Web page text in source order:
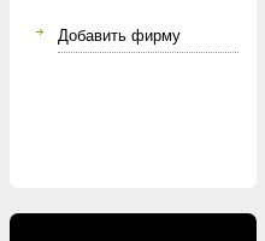
Добавить фирму